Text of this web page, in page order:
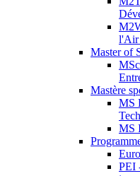
l'Air
Master of
Mastère
MS
MS
PEI